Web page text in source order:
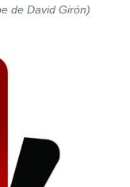
de David Girón)